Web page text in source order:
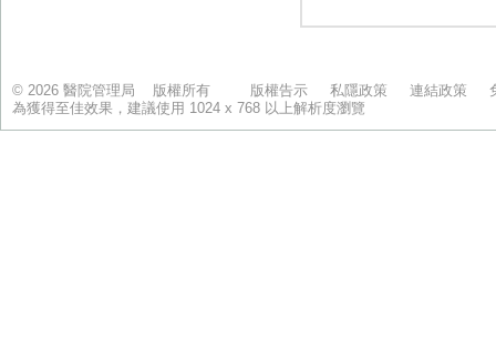
© 2026 醫院管理局 版權所有 版權告示 私隱政策 連結政策
為獲得至佳效果，建議使用 1024 x 768 以上解析度瀏覽